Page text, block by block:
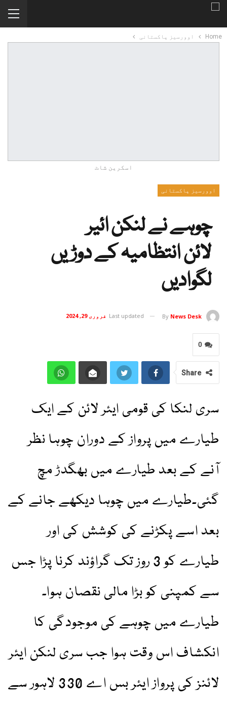
Home اوورسیز پاکستانی
اسکرین شاٹ
اوورسیز پاکستانی
چوہے نے لنکن ائیر
لائن انتظامیہ کے دوڑیں
لگوادیں
By News Desk
Last updated فروری 29, 2024
0
Share
سری لنکا کی قومی ایئر لائن کے ایک
طیارے میں پرواز کے دوران چوہا نظر
آنے کے بعد طیارے میں بھگدڑ مچ
گئی۔طیارے میں چوہا دیکھے جانے کے
بعد اسے پکڑنے کی کوشش کی اور
طیارے کو 3 روز تک گراؤند کرنا پڑا جس
سے کمپنی کو بڑا مالی نقصان ہوا۔
طیارے میں چوہے کی موجودگی کا
انکشاف اس وقت ہوا جب سری لنکن ایئر
لائنز کی پرواز ایئر بس اے 330 لاہور سے